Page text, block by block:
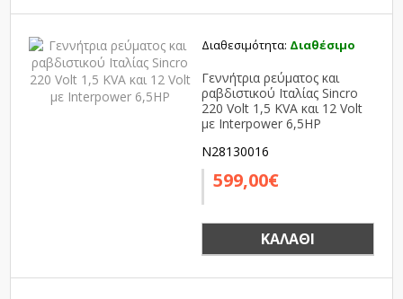
Διαθεσιμότητα: Διαθέσιμο
Γεννήτρια ρεύματος και
ραβδιστικού Ιταλίας Sincro
220 Volt 1,5 KVA και 12 Volt
με Interpower 6,5HP
N28130016
599,00€
ΚΑΛΆΘΙ